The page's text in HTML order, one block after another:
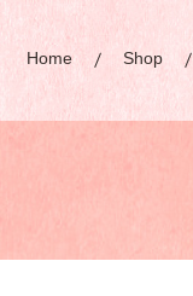
Home Shop